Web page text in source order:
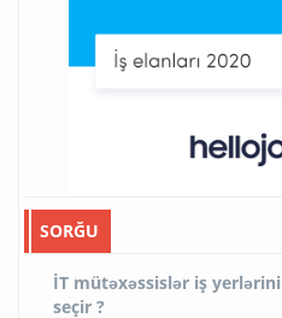
SORĞU
İT mütəxəssislər iş yerlərini
seçir ?